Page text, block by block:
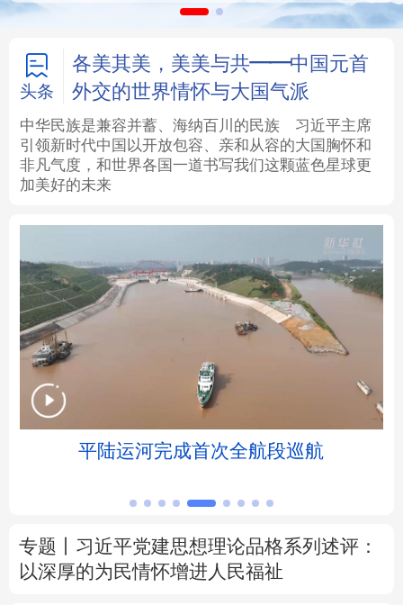
信息化 数字经济
学术中国 乡村振兴 银龄 溯源中国
城市 旅游 能源
彩票 娱乐 时尚 悦读
公益
地方频道
北京
辽宁
安徽 福建
河南 湖北
广东 广西 海南 重庆
头条
各美其美，美美与共——中国元首
外交的世界情怀与大国气派
中华民族是兼容并蓄、海纳百川的民族
习近平主席
引领新时代中国以开放包容、亲和从容的大国胸怀和
非凡气度，和世界各国一道书写我们这颗蓝色星球更
加美好的未来
平陆运河完成首次全航段巡航
专题丨 习近平党建思想理论品格系列述评：
以深厚的为民情怀增进人民福祉